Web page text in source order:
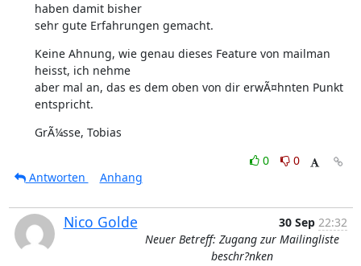
haben damit bisher
sehr gute Erfahrungen gemacht.
Keine Ahnung, wie genau dieses Feature von mailman
heisst, ich nehme
aber mal an, das es dem oben von dir erwÃ¤hnten Punkt
entspricht.
GrÃ¼sse, Tobias
0
0
Antworten
Anhang
Nico Golde 30 Sep 22:32
Neuer Betreff: Zugang zur Mailingliste
beschr?nken